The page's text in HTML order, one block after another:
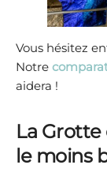
Vous hésitez
Notre
aidera !
La Grotte
le moins